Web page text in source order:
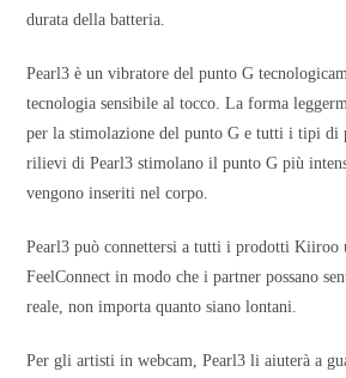
durata della batteria.
Pearl3 è un vibratore del punto G
tecnologia sensibile al tocco. La forma
per la stimolazione del punto G e tutti i tipi di
rilievi di Pearl3 stimolano il punto G più
vengono inseriti nel corpo.
Pearl3 può connettersi a tutti i prodotti Kiiroo
FeelConnect in modo che i partner possano
reale, non importa quanto siano lontani.
Per gli artisti in webcam, Pearl3 li aiuterà a